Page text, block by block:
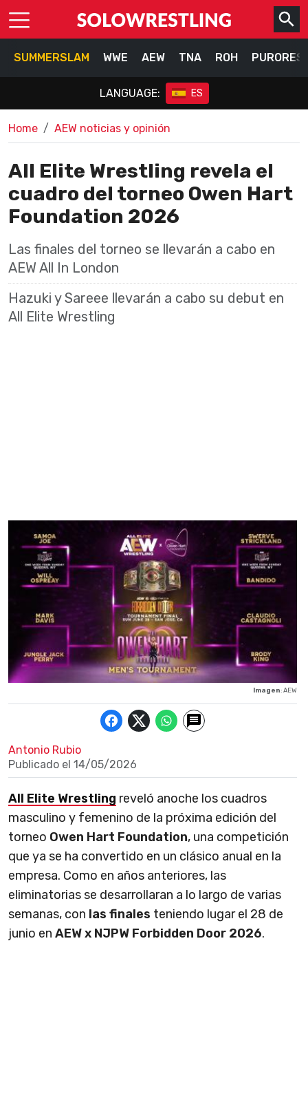
SUMMERSLAM WWE AEW TNA ROH
LANGUAGE: ES
Home AEW noticias y opinión
All Elite Wrestling revela el
cuadro del torneo Owen Hart
Foundation 2026
Las finales del torneo se llevarán a cabo en
AEW All In London
Hazuki y Sareee llevarán a cabo su debut en
All Elite Wrestling
Imagen: AEW
Antonio Rubio
Publicado el 14/05/2026
All Elite Wrestling reveló anoche los cuadros
masculino y femenino de la próxima edición del
torneo Owen Hart Foundation, una competición
que ya se ha convertido en un clásico anual en la
empresa. Como en años anteriores, las
eliminatorias se desarrollaran a lo largo de varias
semanas, con las finales teniendo lugar el 28 de
junio en AEW x NJPW Forbidden Door 2026.